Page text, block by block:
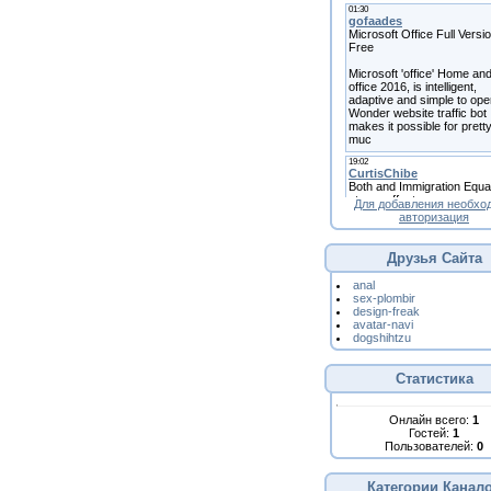
Для добавления
авторизация
Друзья Сайта
anal
sex-plombir
design-freak
avatar-navi
dogshihtzu
Статистика
Онлайн всего: 1
Гостей: 1
Пользователей: 0
Категории